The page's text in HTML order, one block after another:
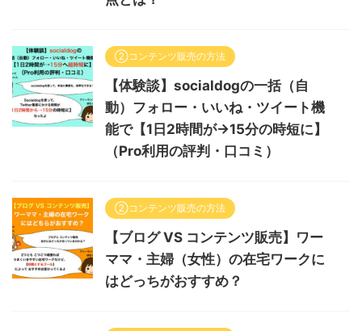
②コンテンツ販売の方法
【体験談】socialdogの一括（自
動）フォロー・いいね・ツイート機
能で【1日2時間が→15分の時短に】
（Pro利用の評判・口コミ）
②コンテンツ販売の方法
【ブログ VS コンテンツ販売】ワー
ママ・主婦（女性）の在宅ワークに
はどっちがおすすめ？